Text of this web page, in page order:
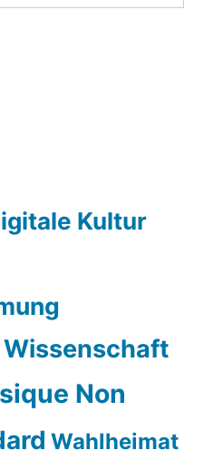
Kultur
Non
Wahlheimat